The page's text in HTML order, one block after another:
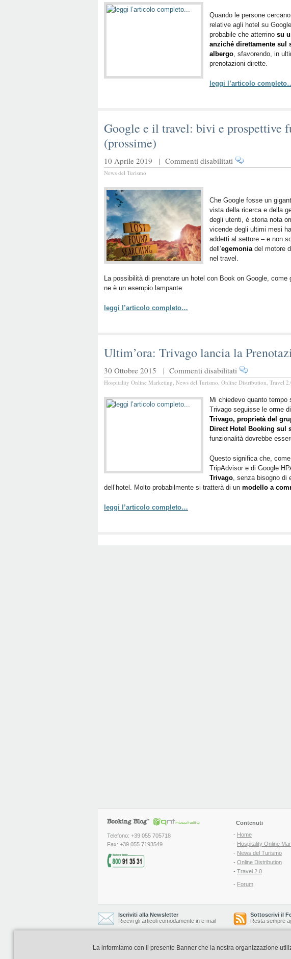
dominano
la
ricerca
di
hotel
su
Quando le persone
relative agli hotel su
probabile che atterrino su
anziché direttamente sul
albergo, sfavorendo, in
prenotazioni dirette.
leggi l’articolo
Google e il travel: bivi e prospettive
(prossime)
10 Aprile 2019 | Commenti disabilitati su
Google
travel:
bivi
e
prospettive
future
(prossime)
News del Turismo
Che Google fosse un
vista della ricerca e della
degli utenti, è storia nota
vicende degli ultimi mesi
addetti al settore – e non
dell’egemoniadel motore
nel travel.
La possibilità di prenotare un hotel con Book on Google,
ne è un esempio lampante.
leggi l’articolo completo…
Ultim’ora: Trivago lancia la
30 Ottobre 2015 | Commenti disabilitati su
Ultim’ora:
lancia
la
Prenotazione
Diretta
Hospitality Online Marketing, News del Turismo, Online Distribution, Travel
Mi chiedevo quanto
Trivago seguisse le orme
Trivago, proprietà del
Direct Hotel Booking sul
funzionalità dovrebbe
Questo significa che,
TripAdvisor e di Google
Trivago, senza bisogno di
dell’hotel. Molto probabilmente si tratterà di un modello a
leggi l’articolo completo…
Telefono: +39 055 705718
Fax: +39 055 7193549
Contenuti
- Home
- Hospitality Online
- News del Turismo
- Online Distribution
- Travel 2.0
- Forum
Iscriviti alla Newsletter
Ricevi gli articoli comodamente in e-mail
Sottoscrivi il
Resta sempre
Booking Blog è realizzato e curato da
La informiamo con il presente Banner che la nostra organizzazione